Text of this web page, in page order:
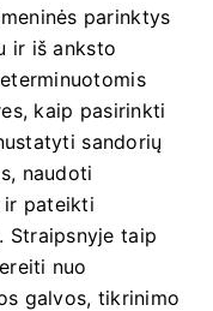
parinktys
ir iš anksto
kaip pasirinkti
sandorių
naudoti
ir pateikti
Straipsnyje taip
nuo
galvos, tikrinimo